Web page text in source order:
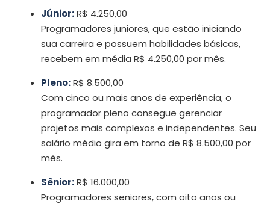
Júnior:R$ 4.250,00
Programadores juniores, que estão iniciando
sua carreira e possuem habilidades básicas,
recebem em média R$ 4.250,00 por mês.
Pleno:R$ 8.500,00
Com cinco ou mais anos de experiência, o
programador pleno consegue gerenciar
projetos mais complexos e independentes. Seu
salário médio gira em torno de R$ 8.500,00 por
mês.
Sênior:R$ 16.000,00
Programadores seniores, com oito anos ou